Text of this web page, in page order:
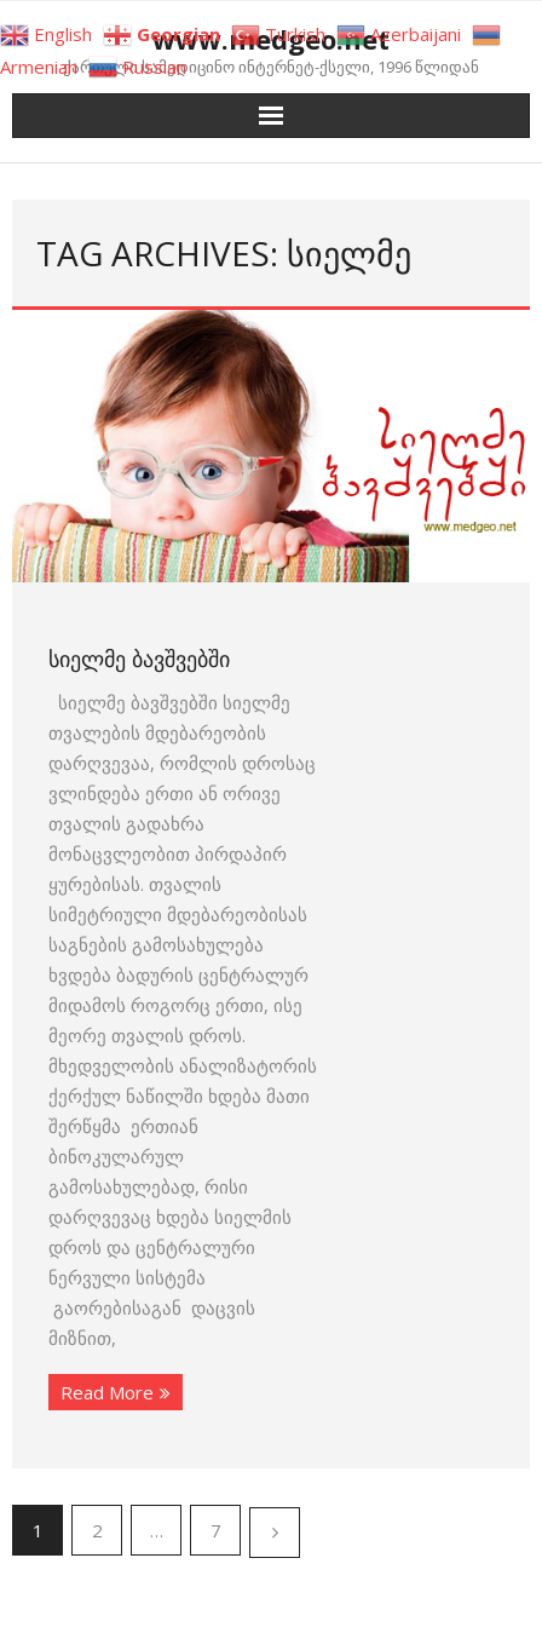
to
content
www.medgeo.net
ქართული სამედიცინო ინტერნეტ-ქსელი, 1996 წლიდან
TAG ARCHIVES: ᲡᲘᲔᲚᲛᲔ
ᲡᲘᲔᲚᲛᲔ ᲑᲐᲕᲨᲕᲔᲑᲨᲘ
სიელმე ბავშვებში სიელმე
თვალების მდებარეობის
დარღვევაა, რომლის დროსაც
ვლინდება ერთი ან ორივე
თვალის გადახრა
მონაცვლეობით პირდაპირ
ყურებისას. თვალის
სიმეტრიული მდებარეობისას
საგნების გამოსახულება
ხვდება ბადურის ცენტრალურ
მიდამოს როგორც ერთი, ისე
მეორე თვალის დროს.
მხედველობის ანალიზატორის
ქერქულ ნაწილში ხდება მათი
შერწყმა ერთიან
ბინოკულარულ
გამოსახულებად, რისი
დარღვევაც ხდება სიელმის
დროს და ცენტრალური
ნერვული სისტემა
გაორებისაგან დაცვის
მიზნით,
Read More
1 2 … 7
English Georgian Turkish
Azerbaijani
Armenian
Russian